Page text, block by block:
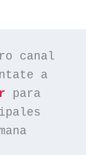
canal
a
para